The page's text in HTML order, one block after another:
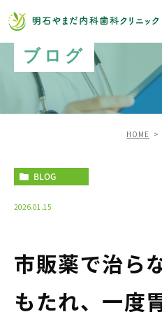
ブログ
HOME
BLOG
2026.01.15
市販薬で治ら
もたれ、一度